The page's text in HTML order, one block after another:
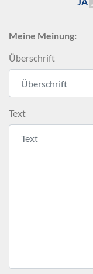
Meine Meinung:
Überschrift
Text